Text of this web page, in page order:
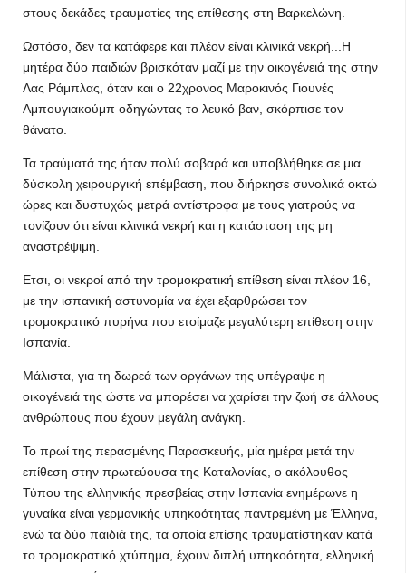
στους δεκάδες τραυματίες της επίθεσης στη Βαρκελώνη.
Ωστόσο, δεν τα κατάφερε και πλέον είναι κλινικά νεκρή...Η
μητέρα δύο παιδιών βρισκόταν μαζί με την οικογένειά της στην
Λας Ράμπλας, όταν και ο 22χρονος Μαροκινός Γιουνές
Αμπουγιακούμπ οδηγώντας το λευκό βαν, σκόρπισε τον
θάνατο.
Τα τραύματά της ήταν πολύ σοβαρά και υποβλήθηκε σε μια
δύσκολη χειρουργική επέμβαση, που διήρκησε συνολικά οκτώ
ώρες και δυστυχώς μετρά αντίστροφα με τους γιατρούς να
τονίζουν ότι είναι κλινικά νεκρή και η κατάσταση της μη
αναστρέψιμη.
Ετσι, οι νεκροί από την τρομοκρατική επίθεση είναι πλέον 16,
με την ισπανική αστυνομία να έχει εξαρθρώσει τον
τρομοκρατικό πυρήνα που ετοίμαζε μεγαλύτερη επίθεση στην
Ισπανία.
Μάλιστα, για τη δωρεά των οργάνων της υπέγραψε η
οικογένειά της ώστε να μπορέσει να χαρίσει την ζωή σε άλλους
ανθρώπους που έχουν μεγάλη ανάγκη.
Το πρωί της περασμένης Παρασκευής, μία ημέρα μετά την
επίθεση στην πρωτεύουσα της Καταλονίας, ο ακόλουθος
Τύπου της ελληνικής πρεσβείας στην Ισπανία ενημέρωνε η
γυναίκα είναι γερμανικής υπηκοότητας παντρεμένη με Έλληνα,
ενώ τα δύο παιδιά της, τα οποία επίσης τραυματίστηκαν κατά
το τρομοκρατικό χτύπημα, έχουν διπλή υπηκοότητα, ελληνική